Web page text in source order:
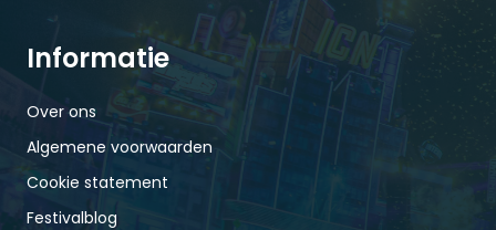
Informatie
Over ons
Algemene voorwaarden
Cookie statement
Festivalblog